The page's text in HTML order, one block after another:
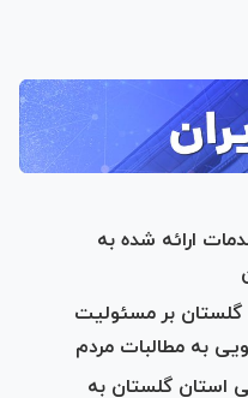
ارائه شده به
گلستان بر مسئولیت
به مطالبات مردم
استان گلستان به